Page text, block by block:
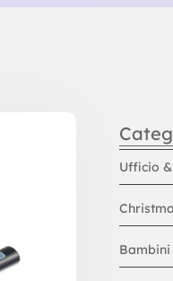
Ufficio
Bambini